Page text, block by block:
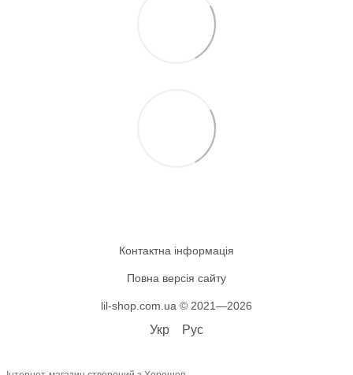
Контактна інформація
Повна версія сайту
lil-shop.com.ua © 2021—2026
Укр Рус